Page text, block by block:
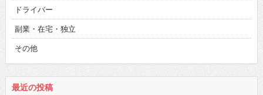
ドライバー
副業・在宅・独立
その他
最近の投稿